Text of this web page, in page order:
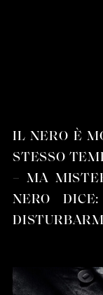
IL NERO È
STESSO
– MA
NERO